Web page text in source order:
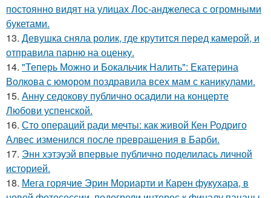
постоянно видят на улицах Лос-анджелеса с огромными
букетами.
13. Девушка сняла ролик, где крутится перед камерой, и
отправила парню на оценку.
14. "Теперь Можно и Бокальчик Налить": Екатерина
Волкова с юмором поздравила всех мам с каникулами.
15. Анну седокову публично осадили на концерте
Любови успенской.
16. Сто операций ради мечты: как живой Кен Родриго
Алвес изменился после превращения в Барби.
17. Энн хэтэуэй впервые публично поделилась личной
историей.
18. Мега горячие Эрин Мориарти и Карен фукухара, в